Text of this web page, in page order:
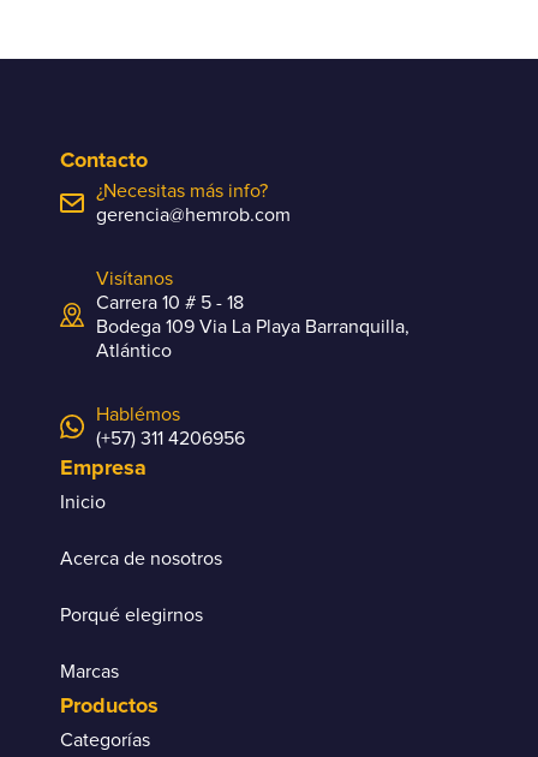
Contacto
¿Necesitas más info?
gerencia@hemrob.com
Visítanos
Carrera 10 # 5 - 18
Bodega 109 Via La Playa Barranquilla,
Atlántico
Hablémos
(+57) 311 4206956
Empresa
Inicio
Acerca de nosotros
Porqué elegirnos
Marcas
Productos
Categorías